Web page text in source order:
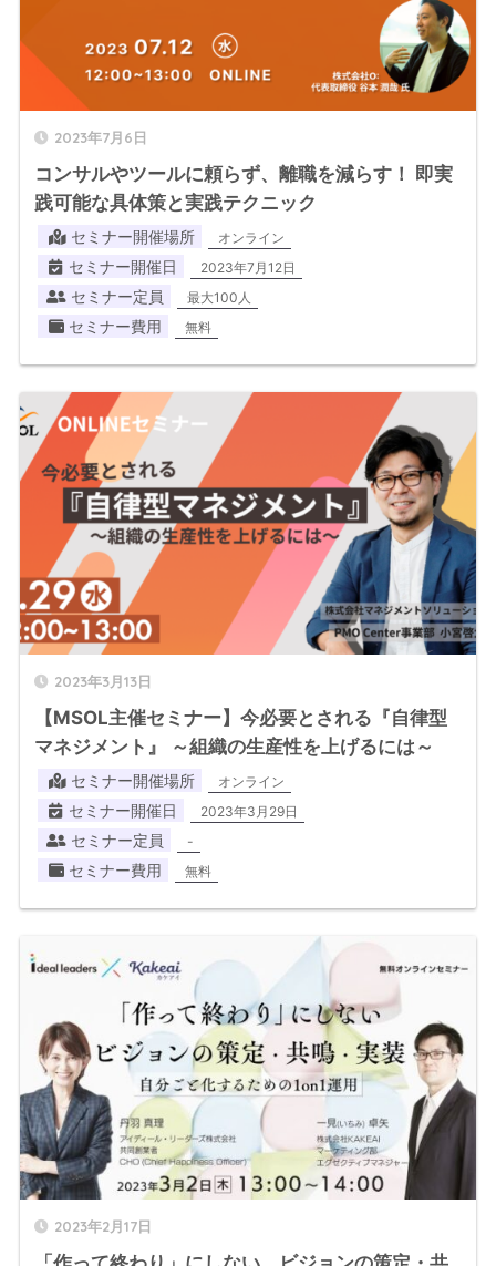
2023年7月6日
コンサルやツールに頼らず、離職を減らす！ 即実
践可能な具体策と実践テクニック
セミナー開催場所 オンライン
セミナー開催日 2023年7月12日
セミナー定員 最大100人
セミナー費用 無料
2023年3月13日
【MSOL主催セミナー】今必要とされる『自律型
マネジメント』 ～組織の生産性を上げるには～
セミナー開催場所 オンライン
セミナー開催日 2023年3月29日
セミナー定員 -
セミナー費用 無料
2023年2月17日